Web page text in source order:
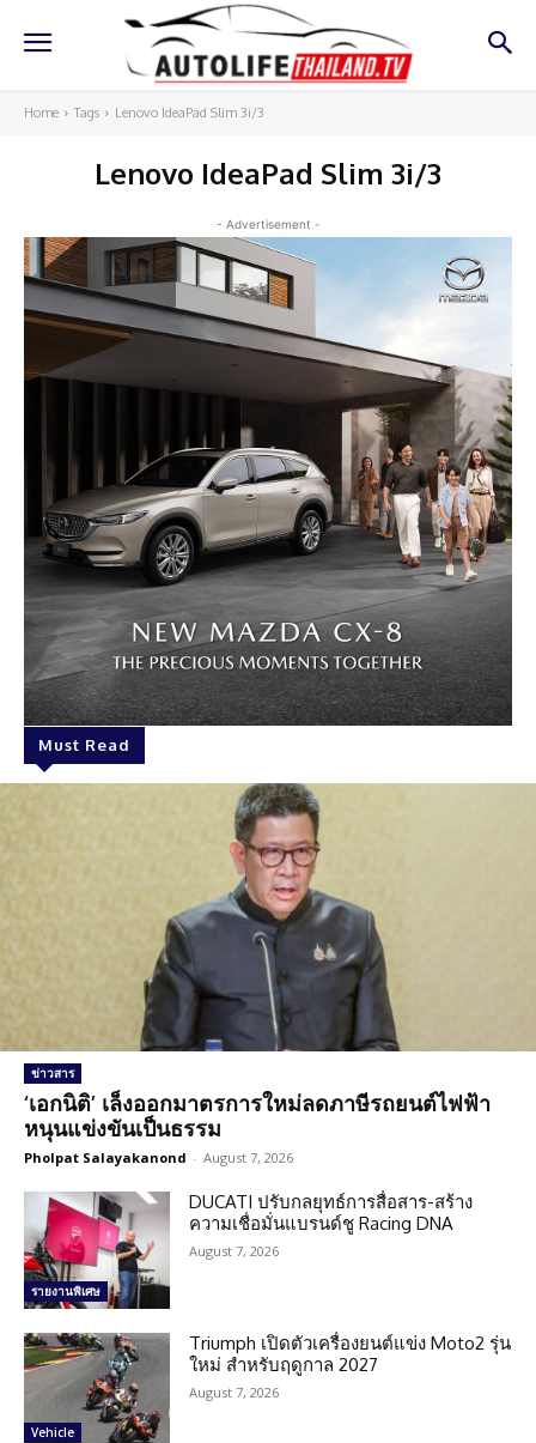
Home Tags Lenovo IdeaPad Slim 3i/3
Lenovo IdeaPad Slim 3i/3
- Advertisement -
Must Read
ข่าวสาร
‘เอกนิติ’ เล็งออกมาตรการใหม่ลดภาษีรถยนต์ไฟฟ้า
หนุนแข่งขันเป็นธรรม
Pholpat Salayakanond - August 7, 2026
รายงานพิเศษ
DUCATI ปรับกลยุทธ์การสื่อสาร-สร้าง
ความเชื่อมั่นแบรนด์ชู Racing DNA
August 7, 2026
Vehicle
Triumph เปิดตัวเครื่องยนต์แข่ง Moto2 รุ่น
ใหม่ สำหรับฤดูกาล 2027
August 7, 2026